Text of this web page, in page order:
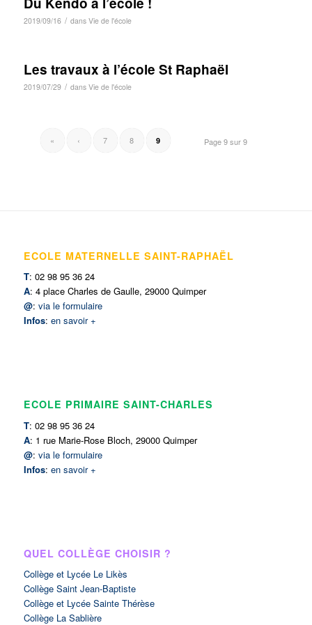
2019/09/16 / dans Vie de l'école
Les travaux à l’école St Raphaël
2019/07/29 / dans Vie de l'école
Page 9 sur 9
« ‹ 7 8 9
ECOLE MATERNELLE SAINT-RAPHAËL
T: 02 98 95 36 24
A: 4 place Charles de Gaulle, 29000 Quimper
@: via le formulaire
Infos: en savoir +
ECOLE PRIMAIRE SAINT-CHARLES
T: 02 98 95 36 24
A: 1 rue Marie-Rose Bloch, 29000 Quimper
@: via le formulaire
Infos: en savoir +
QUEL COLLÈGE CHOISIR ?
Collège et Lycée Le Likès
Collège Saint Jean-Baptiste
Collège et Lycée Sainte Thérèse
Collège La Sablière